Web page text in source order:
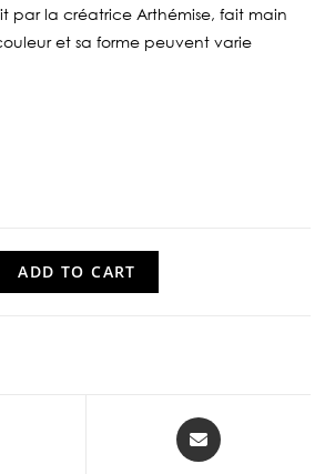
par la créatrice Arthémise, fait main
et sa forme peuvent varie
ADD TO CART